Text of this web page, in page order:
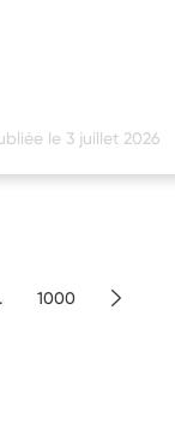
le 3 juillet 2026
1000